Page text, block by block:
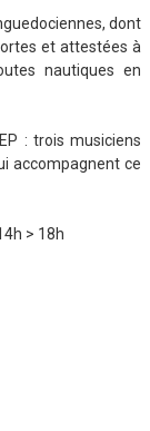
dont
et attestées à
nautiques en
: trois musiciens
accompagnent ce
> 18h